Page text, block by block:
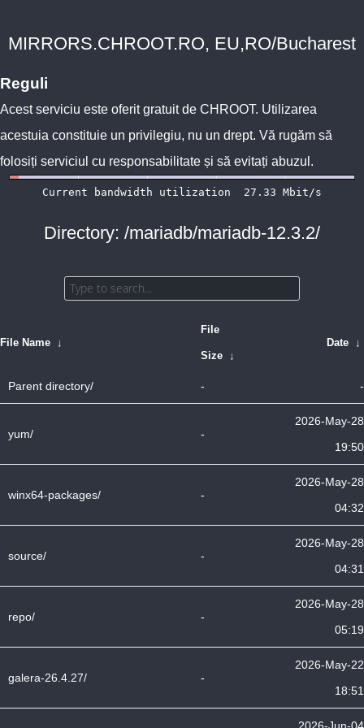
MIRRORS.CHROOT.RO, EU,RO/Bucharest
Reguli
Acest serviciu este oferit gratuit de CHROOT. Utilizarea
acestuia constituie un privilegiu, nu un drept. Vă rugăm să
folosiți serviciul cu responsabilitate și să evitați abuzul.
Directory: /mariadb/mariadb-12.3.2/
File Name ↓
File
Size ↓
Date ↓
Parent directory/ - -
yum/ -
2026-May-28
19:50
winx64-packages/ -
2026-May-28
04:32
source/ -
2026-May-28
04:31
repo/ -
2026-May-28
05:19
galera-26.4.27/ -
2026-May-22
18:51